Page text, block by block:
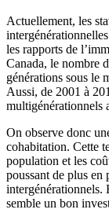
Actuellement, les
les rapports de
Canada, le nombre
générations sous le
Aussi, de 2001 à
multigénérationnels
On observe donc
cohabitation. Cette
population et les
poussant de plus en
intergénérationnels.
semble un bon